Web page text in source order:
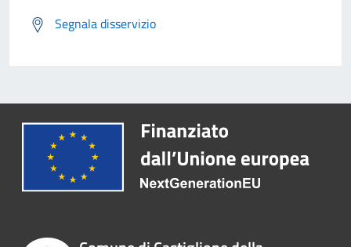
Segnala disservizio